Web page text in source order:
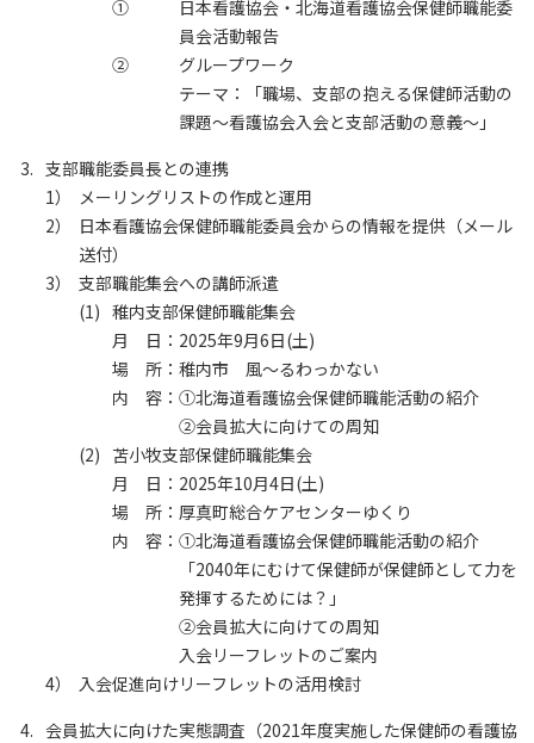
①
日本看護協会・北海道看護協会保健師職能委
員会活動報告
②
グループワーク
テーマ：「職場、支部の抱える保健師活動の
課題～看護協会入会と支部活動の意義～」
支部職能委員長との連携
1）
メーリングリストの作成と運用
2）
日本看護協会保健師職能委員会からの情報を提供（メール
送付）
3）
支部職能集会への講師派遣
(1) 稚内支部保健師職能集会
月 日： 2025年9月6日(土)
場 所： 稚内市 風～るわっかない
内 容： ①北海道看護協会保健師職能活動の紹介
②会員拡大に向けての周知
(2) 苫小牧支部保健師職能集会
月 日： 2025年10月4日(土)
場 所： 厚真町総合ケアセンターゆくり
内 容： ①北海道看護協会保健師職能活動の紹介
「2040年にむけて保健師が保健師として力を
発揮するためには？」
②会員拡大に向けての周知
入会リーフレットのご案内
4）
入会促進向けリーフレットの活用検討
会員拡大に向けた実態調査（2021年度実施した保健師の看護協